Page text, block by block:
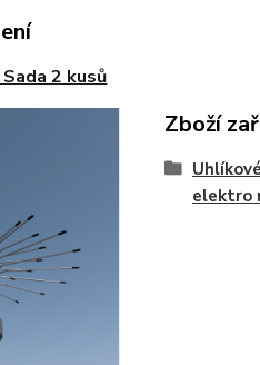
2 kusů
Zboží
elektro